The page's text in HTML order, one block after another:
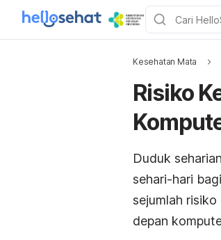
Kesehatan Mata
Risiko
Duduk
sehari-hari
sejumlah
depan